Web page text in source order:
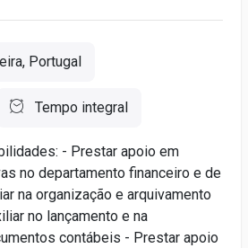
Portugal
Tempo integral
- Prestar apoio em
no departamento financeiro e de
na organização e arquivamento
no lançamento e na
contábeis - Prestar apoio